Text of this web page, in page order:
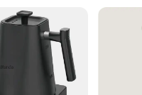
this electric kettle is a
and bulk purchase
user-friendly design, this